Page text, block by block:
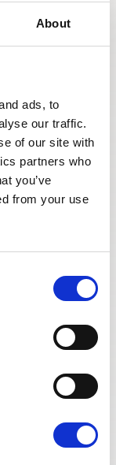
About
ads, to
our traffic.
of our site with
partners who
you’ve
from your use